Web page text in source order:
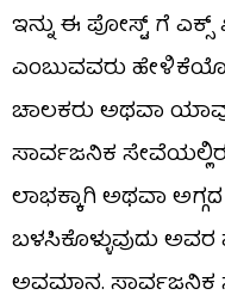
ಇನ್ನು ಈ ಪೋಸ್ಟ್ ಗೆ ಎಕ್ಸ್​​​
ಎಂಬುವವರು
ಚಾಲಕರು ಅಥವಾ
ಸಾರ್ವಜನಿಕ
ಲಾಭಕ್ಕಾಗಿ ಅಥವಾ
ಬಳಸಿಕೊಳ್ಳುವುದು
ಅವಮಾನ. ಸಾರ್ವಜನಿಕ